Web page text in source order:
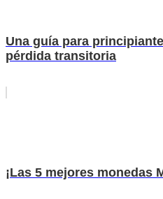
Una guía para
pérdida transitoria
¡Las 5 mejores monedas